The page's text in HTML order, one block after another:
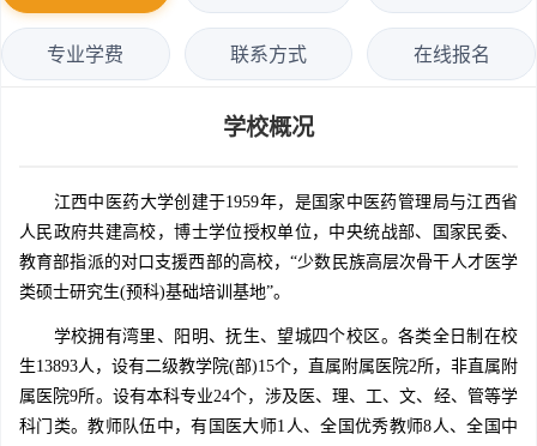
专业学费 联系方式 在线报名
学校概况
江西中医药大学创建于1959年，是国家中医药管理局与江西省
人民政府共建高校，博士学位授权单位，中央统战部、国家民委、
教育部指派的对口支援西部的高校，“少数民族高层次骨干人才医学
类硕士研究生(预科)基础培训基地”。
学校拥有湾里、阳明、抚生、望城四个校区。各类全日制在校
生13893人，设有二级教学院(部)15个，直属附属医院2所，非直属附
属医院9所。设有本科专业24个，涉及医、理、工、文、经、管等学
科门类。教师队伍中，有国医大师1人、全国优秀教师8人、全国中